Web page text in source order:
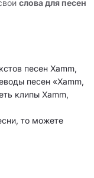
слова для песен
песен Xamm,
песен «Xamm,
клипы Xamm,
то можете